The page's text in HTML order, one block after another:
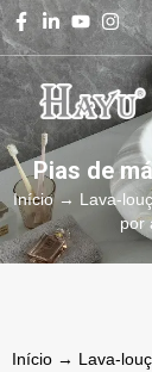
Pias de
Início→ Lava-
por
Início → Lava-